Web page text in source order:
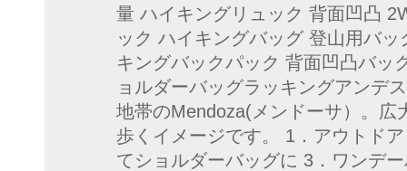
量 ハイキングリュック 背面凹凸
ック ハイキングバッグ 登山用バ
キングバックパック 背面凹凸バッ
ョルダーバッグラッキングアンデ
地帯のMendoza(メンドーサ）。広
歩くイメージです。 1．アウトド
てショルダーバッグに 3．ワンデ